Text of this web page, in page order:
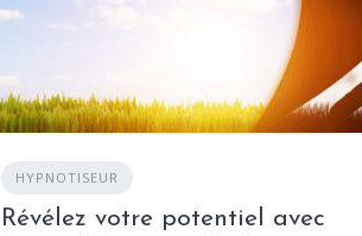
HYPNOTISEUR
Révélez votre potentiel avec